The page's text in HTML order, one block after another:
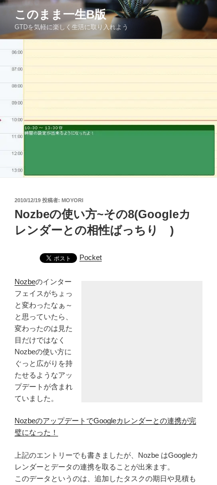
コ
ン
このまま一生Β版
GTDを気軽に楽しく生活に取り入れよう
投
日:
2010/12/19 投稿者: MOYORI
Nozbeの使い方~その8(Googleカ
レンダーとの相性ばっちり )
Pocket
Nozbeのインター
フェイスがちょっ
と変わったなぁ～
と思っていたら、
変わったのは見た
目だけではなく
Nozbeの使い方に
ぐっと広がりを持
たせるようなアッ
プデートが含まれ
ていました。
NozbeのアップデートでGoogleカレンダーとの連携が完
璧になった！
上記のエントリーでも書きましたが、Nozbe はGoogleカ
レンダーとデータの連携を取ることが出来ます。
このデータというのは、追加したタスクの期日や見積も